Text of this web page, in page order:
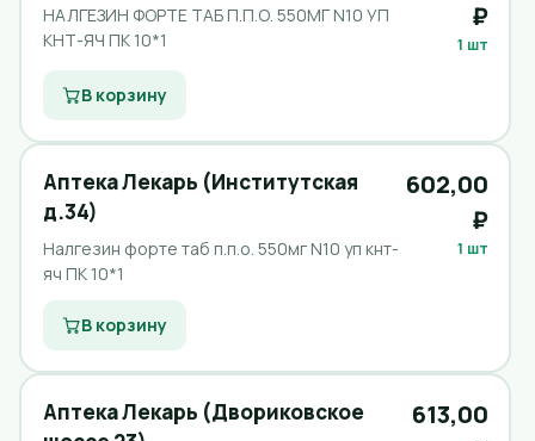
НАЛГЕЗИН ФОРТЕ ТАБ П.П.О. 550МГ N10 УП
КНТ-ЯЧ ПК 10*1
₽
1 шт
В корзину
Аптека Лекарь (Институтская
д.34)
Налгезин форте таб п.п.о. 550мг N10 уп кнт-
яч ПК 10*1
602,00
₽
1 шт
В корзину
Аптека Лекарь (Двориковское
613,00